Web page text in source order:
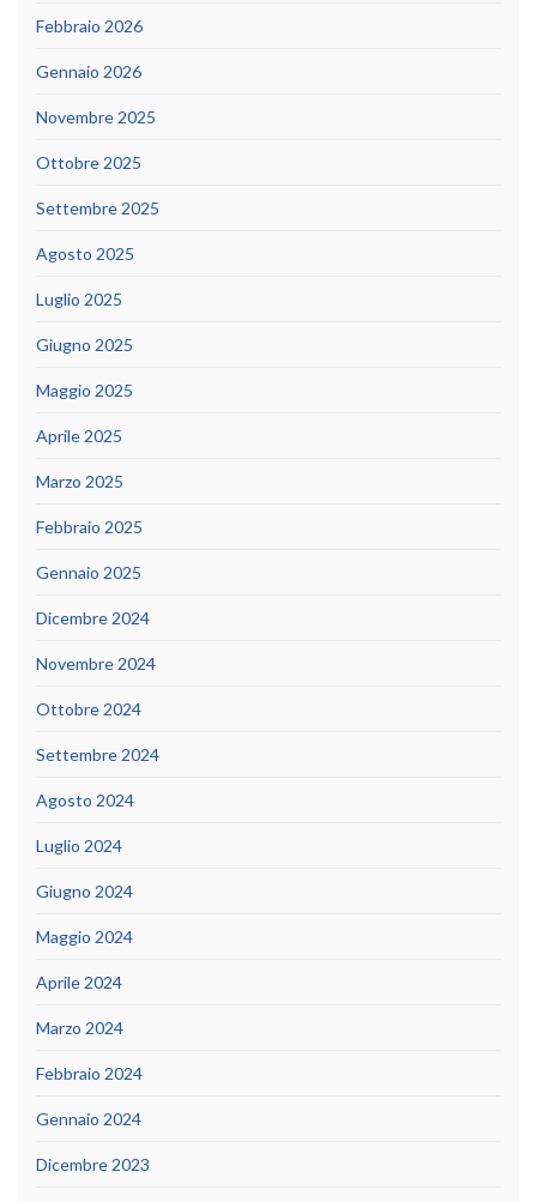
Febbraio 2026
Gennaio 2026
Novembre 2025
Ottobre 2025
Settembre 2025
Agosto 2025
Luglio 2025
Giugno 2025
Maggio 2025
Aprile 2025
Marzo 2025
Febbraio 2025
Gennaio 2025
Dicembre 2024
Novembre 2024
Ottobre 2024
Settembre 2024
Agosto 2024
Luglio 2024
Giugno 2024
Maggio 2024
Aprile 2024
Marzo 2024
Febbraio 2024
Gennaio 2024
Dicembre 2023